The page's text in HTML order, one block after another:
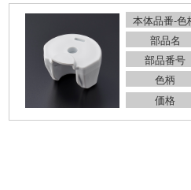
本体品番-色
部品名
部品番号
色柄
価格